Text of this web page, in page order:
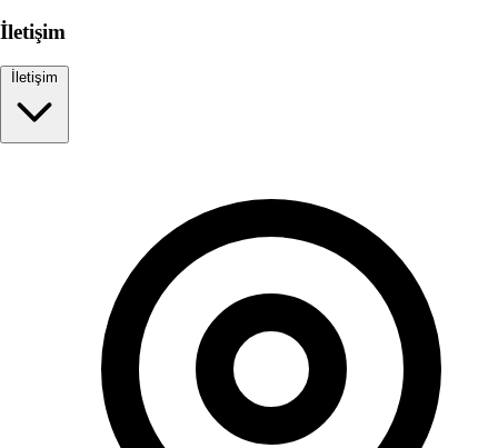
İletişim
İletişim